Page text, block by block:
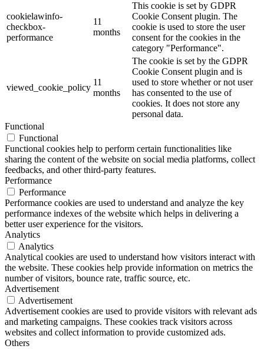
cookielawinfo-
checkbox-
performance
11
months
This cookie is set by GDPR
Cookie Consent plugin. The
cookie is used to store the user
consent for the cookies in the
category "Performance".
viewed_cookie_policy
11
months
The cookie is set by the GDPR
Cookie Consent plugin and is
used to store whether or not user
has consented to the use of
cookies. It does not store any
personal data.
Functional
Functional
Functional cookies help to perform certain functionalities like
sharing the content of the website on social media platforms, collect
feedbacks, and other third-party features.
Performance
Performance
Performance cookies are used to understand and analyze the key
performance indexes of the website which helps in delivering a
better user experience for the visitors.
Analytics
Analytics
Analytical cookies are used to understand how visitors interact with
the website. These cookies help provide information on metrics the
number of visitors, bounce rate, traffic source, etc.
Advertisement
Advertisement
Advertisement cookies are used to provide visitors with relevant ads
and marketing campaigns. These cookies track visitors across
websites and collect information to provide customized ads.
Others